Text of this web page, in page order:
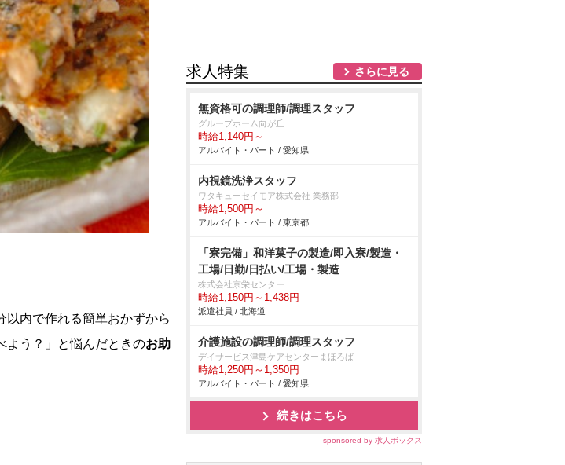
以内で作れる簡単おかずから
よう？」と悩んだときのお助
求人特集 さらに見る
無資格可の調理師/調理スタッフ
グループホーム向が丘
時給1,140円～
アルバイト・パート / 愛知県
内視鏡洗浄スタッフ
ワタキューセイモア株式会社 業務部
時給1,500円～
アルバイト・パート / 東京都
「寮完備」和洋菓子の製造/即入寮/製造・
工場/日勤/日払い/工場・製造
株式会社京栄センター
時給1,150円～1,438円
派遣社員 / 北海道
介護施設の調理師/調理スタッフ
デイサービス津島ケアセンターまほろば
時給1,250円～1,350円
アルバイト・パート / 愛知県
続きはこちら
sponsored by 求人ボックス